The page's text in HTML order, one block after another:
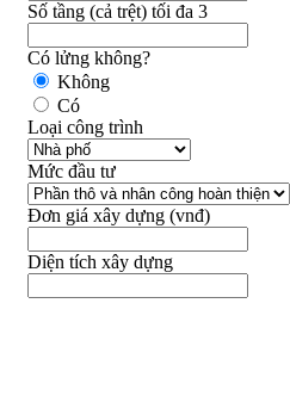
Số tầng (cả trệt) tối đa 3
Có lửng không?
Không
Có
Loại công trình
Mức đầu tư
Đơn giá xây dựng (vnđ)
Diện tích xây dựng